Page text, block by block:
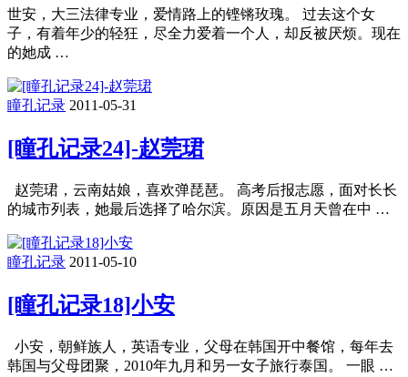
世安，大三法律专业，爱情路上的铿锵玫瑰。 过去这个女
子，有着年少的轻狂，尽全力爱着一个人，却反被厌烦。现在
的她成 …
瞳孔记录 2011-05-31
[瞳孔记录24]-赵莞珺
赵莞珺，云南姑娘，喜欢弹琵琶。 高考后报志愿，面对长长
的城市列表，她最后选择了哈尔滨。原因是五月天曾在中 …
瞳孔记录 2011-05-10
[瞳孔记录18]小安
小安，朝鲜族人，英语专业，父母在韩国开中餐馆，每年去
韩国与父母团聚，2010年九月和另一女子旅行泰国。 一眼 …